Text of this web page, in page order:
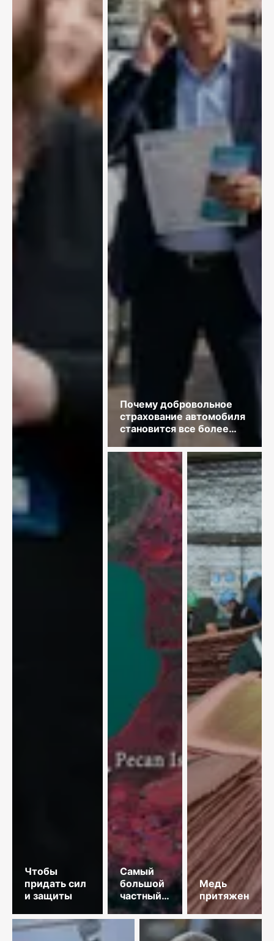
Чтобы
придать сил
и защиты
Почему добровольное
страхование автомобиля
становится все более
востребованным?
Самый
большой
частный
космодром
Медь
притяжения